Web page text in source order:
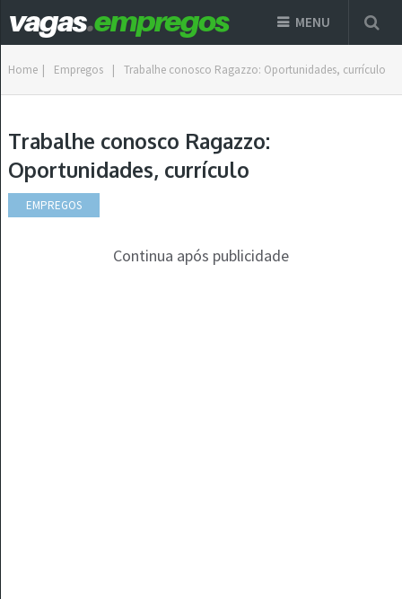
MENU
Home | Empregos | Trabalhe conosco Ragazzo: Oportunidades, currículo
Trabalhe conosco Ragazzo:
Oportunidades, currículo
EMPREGOS
Continua após publicidade